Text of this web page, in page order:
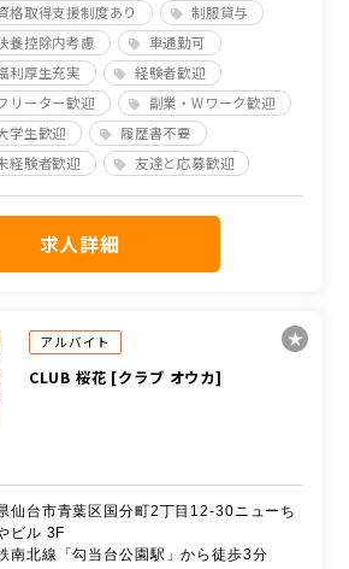
格取得支援制度あり
制服貸与
養控除内考慮
車通勤可
利厚生充実
経験者歓迎
リーター歓迎
副業・Wワーク歓迎
学生歓迎
履歴書不要
経験者歓迎
友達と応募歓迎
求人詳細
アルバイト
CLUB 桜花 [クラブ オウカ]
仙台市青葉区国分町2丁目12-30ニューち
ビル 3F
南北線「勾当台公園駅」から徒歩3分